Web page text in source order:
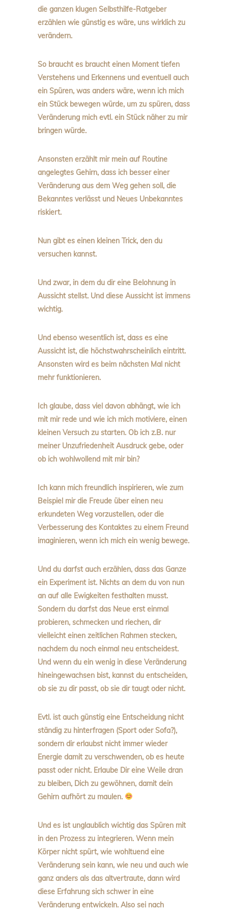
die ganzen klugen Selbsthilfe-Ratgeber
erzählen wie günstig es wäre, uns wirklich zu
verändern.
So braucht es braucht einen Moment tiefen
Verstehens und Erkennens und eventuell auch
ein Spüren, was anders wäre, wenn ich mich
ein Stück bewegen würde, um zu spüren, dass
Veränderung mich evtl. ein Stück näher zu mir
bringen würde.
Ansonsten erzählt mir mein auf Routine
angelegtes Gehirn, dass ich besser einer
Veränderung aus dem Weg gehen soll, die
Bekanntes verlässt und Neues Unbekanntes
riskiert.
Nun gibt es einen kleinen Trick, den du
versuchen kannst.
Und zwar, in dem du dir eine Belohnung in
Aussicht stellst. Und diese Aussicht ist immens
wichtig.
Und ebenso wesentlich ist, dass es eine
Aussicht ist, die höchstwahrscheinlich eintritt.
Ansonsten wird es beim nächsten Mal nicht
mehr funktionieren.
Ich glaube, dass viel davon abhängt, wie ich
mit mir rede und wie ich mich motiviere, einen
kleinen Versuch zu starten. Ob ich z.B. nur
meiner Unzufriedenheit Ausdruck gebe, oder
ob ich wohlwollend mit mir bin?
Ich kann mich freundlich inspirieren, wie zum
Beispiel mir die Freude über einen neu
erkundeten Weg vorzustellen, oder die
Verbesserung des Kontaktes zu einem Freund
imaginieren, wenn ich mich ein wenig bewege.
Und du darfst auch erzählen, dass das Ganze
ein Experiment ist. Nichts an dem du von nun
an auf alle Ewigkeiten festhalten musst.
Sondern du darfst das Neue erst einmal
probieren, schmecken und riechen, dir
vielleicht einen zeitlichen Rahmen stecken,
nachdem du noch einmal neu entscheidest.
Und wenn du ein wenig in diese Veränderung
hineingewachsen bist, kannst du entscheiden,
ob sie zu dir passt, ob sie dir taugt oder nicht.
Evtl. ist auch günstig eine Entscheidung nicht
ständig zu hinterfragen (Sport oder Sofa?),
sondern dir erlaubst nicht immer wieder
Energie damit zu verschwenden, ob es heute
passt oder nicht. Erlaube Dir eine Weile dran
zu bleiben, Dich zu gewöhnen, damit dein
Gehirn aufhört zu maulen.
Und es ist unglaublich wichtig das Spüren mit
in den Prozess zu integrieren. Wenn mein
Körper nicht spürt, wie wohltuend eine
Veränderung sein kann, wie neu und auch wie
ganz anders als das altvertraute, dann wird
diese Erfahrung sich schwer in eine
Veränderung entwickeln. Also sei nach